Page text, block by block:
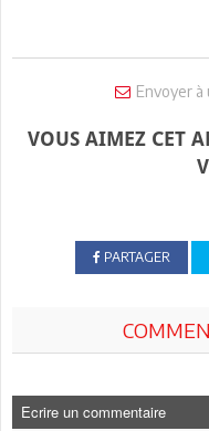
Envoyer à
VOUS AIMEZ CET
PARTAGER
Ecrire un commentaire